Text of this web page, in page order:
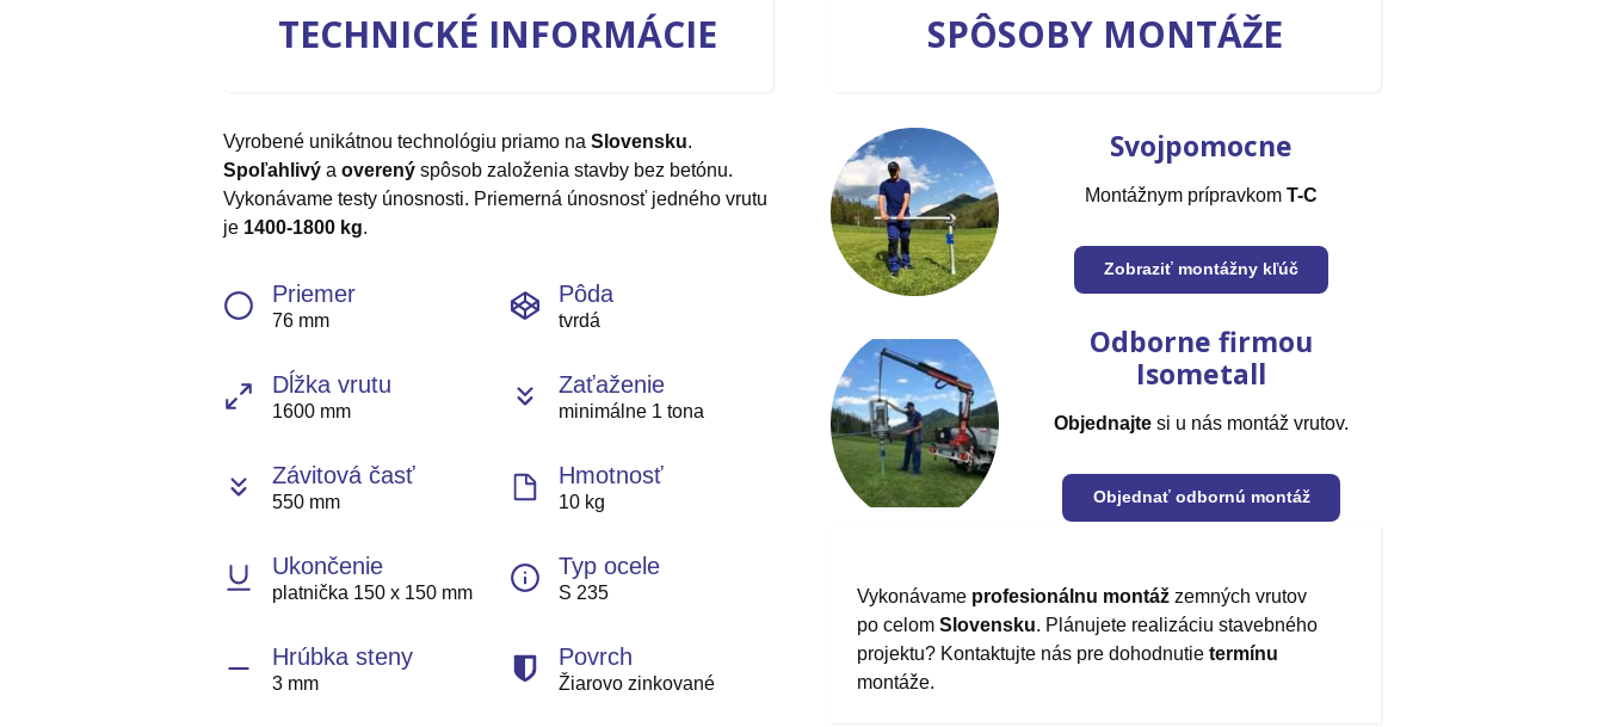
TECHNICKÉ INFORMÁCIE
Vyrobené unikátnou technológiu priamo na Slovensku.
Spoľahlivý a overený spôsob založenia stavby bez betónu.
Vykonávame testy únosnosti. Priemerná únosnosť jedného vrutu
je 1400-1800 kg.
Priemer
76 mm
Dĺžka vrutu
1600 mm
Závitová časť
550 mm
Ukončenie
platnička 150 x 150 mm
Hrúbka steny
3 mm
Pôda
tvrdá
Zaťaženie
minimálne 1 tona
Hmotnosť
10 kg
Typ ocele
S 235
Povrch
Žiarovo zinkované
SPÔSOBY MONTÁŽE
Svojpomocne
Montážnym prípravkomT-C
Zobraziť montážny kľúč
Odborne firmou
Isometall
Objednajte si u nás montáž vrutov.
Objednať odbornú montáž
Vykonávame profesionálnu montáž zemných vrutov
po celomSlovensku. Plánujete realizáciu stavebného
projektu? Kontaktujte nás pre dohodnutietermínu
montáže.